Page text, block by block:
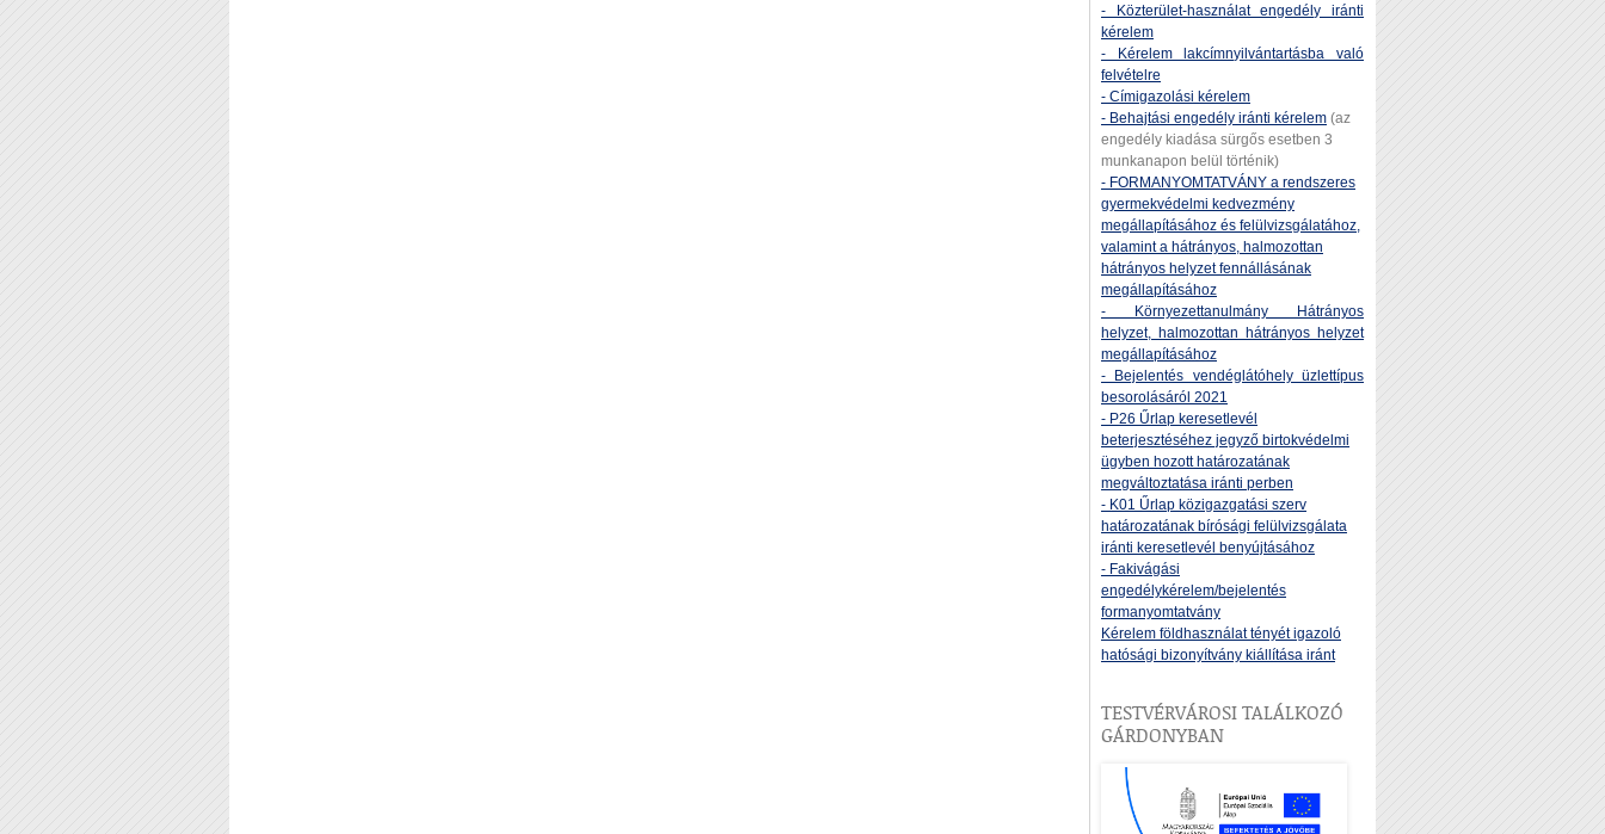
- Közterület-használat engedély iránti
kérelem
- Kérelem lakcímnyilvántartásba való
felvételre
- Címigazolási kérelem
- Behajtási engedély iránti kérelem (az
engedély kiadása sürgős esetben 3
munkanapon belül történik)
- FORMANYOMTATVÁNY a rendszeres
gyermekvédelmi kedvezmény
megállapításához és felülvizsgálatához,
valamint a hátrányos, halmozottan
hátrányos helyzet fennállásának
megállapításához
- Környezettanulmány Hátrányos
helyzet, halmozottan hátrányos helyzet
megállapításához
- Bejelentés vendéglátóhely üzlettípus
besorolásáról 2021
- P26 Űrlap keresetlevél
beterjesztéséhez jegyző birtokvédelmi
ügyben hozott határozatának
megváltoztatása iránti perben
- K01 Űrlap közigazgatási szerv
határozatának bírósági felülvizsgálata
iránti keresetlevél benyújtásához
- Fakivágási
engedélykérelem/bejelentés
formanyomtatvány
Kérelem földhasználat tényét igazoló
hatósági bizonyítvány kiállítása iránt
TESTVÉRVÁROSI TALÁLKOZÓ
GÁRDONYBAN